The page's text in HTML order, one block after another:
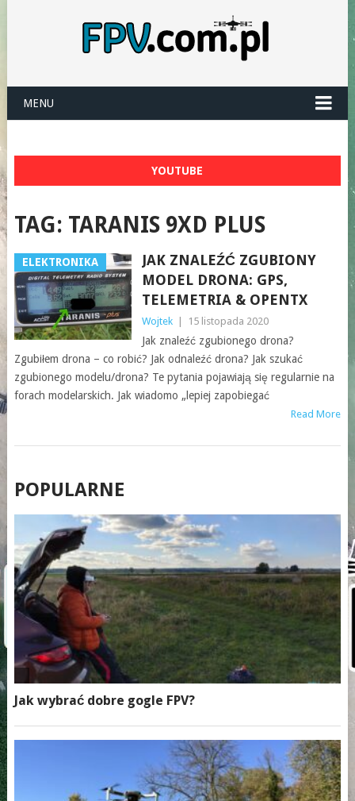
MENU
YOUTUBE
TAG: TARANIS 9XD PLUS
ELEKTRONIKA
JAK ZNALEŹĆ ZGUBIONY
MODEL DRONA: GPS,
TELEMETRIA & OPENTX
Wojtek 15 listopada 2020
Jak znaleźć zgubionego drona?
Zgubiłem drona – co robić? Jak odnaleźć drona? Jak szukać
zgubionego modelu/drona? Te pytania pojawiają się regularnie na
forach modelarskich. Jak wiadomo „lepiej zapobiegać
Read More
POSTS
NAVIGATION
POPULARNE